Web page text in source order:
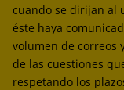
cuando se dirijan al
éste haya
volumen de correos
de las cuestiones
respetando los